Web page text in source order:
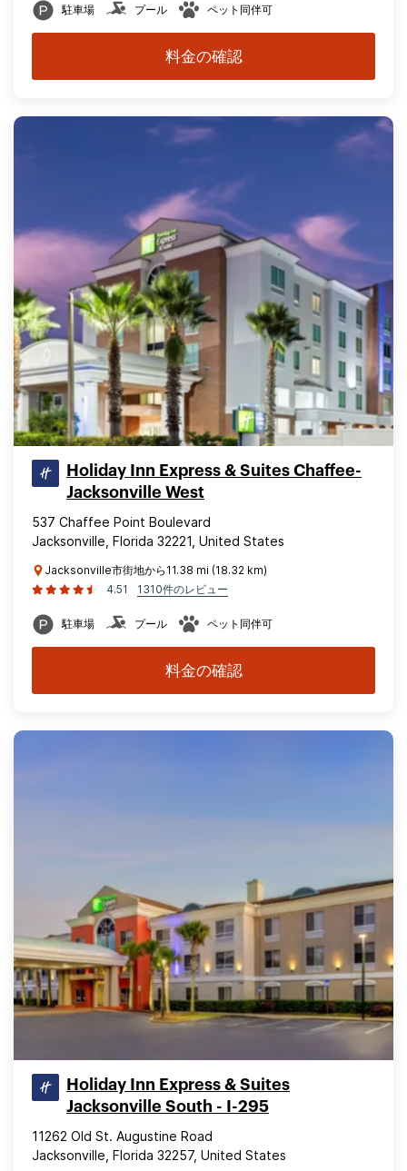
駐車場 プール ペット同伴可
料金の確認
Holiday Inn Express & Suites Chaffee-
Jacksonville West
537 Chaffee Point Boulevard
Jacksonville, Florida 32221, United States
Jacksonville市街地から11.38 mi (18.32 km)
4.51
1310件のレビュー
駐車場 プール ペット同伴可
料金の確認
Holiday Inn Express & Suites
Jacksonville South - I-295
11262 Old St. Augustine Road
Jacksonville, Florida 32257, United States